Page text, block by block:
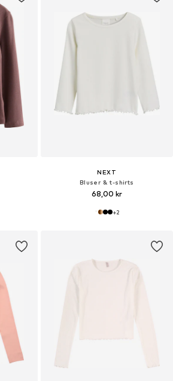
NEXT
Bluser & t-shirts
68,00 kr
+2